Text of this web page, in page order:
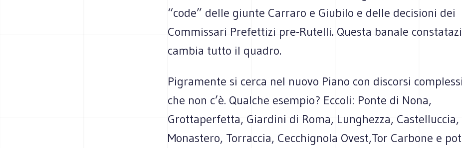
“code” delle giunte Carraro e Giubilo e delle decisioni dei
Commissari Prefettizi pre-Rutelli. Questa banale
cambia tutto il quadro.
Pigramente si cerca nel nuovo Piano con discorsi
che non c’è. Qualche esempio? Eccoli: Ponte di Nona,
Grottaperfetta, Giardini di Roma, Lunghezza, Castelluccia,
Monastero, Torraccia, Cecchignola Ovest,Tor Carbone e